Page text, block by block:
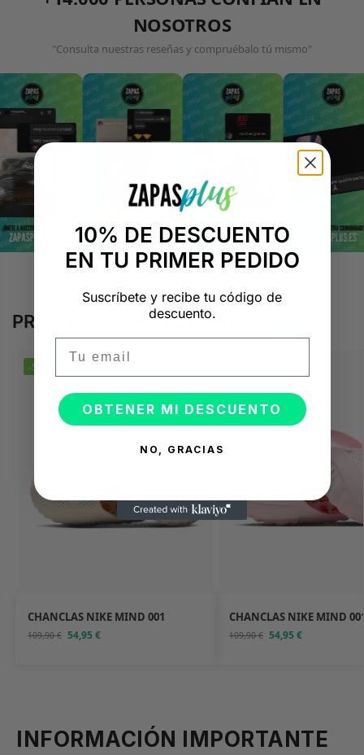
NOSOTROS
"Consulta nuestras reseñas y compruébalo tú mismo"
PRODUCTOS RELACIONADOS
-50%
CHANCLAS NIKE MIND 001
109,90€ 54,95€
CHANCLAS NIKE MIND
109,90€ 54,95€
INFORMACIÓN IMPORTANTE
10% DE DESCUENTO
EN TU PRIMER PEDIDO
Suscríbete y recibe tu código de
descuento.
OBTENER MI DESCUENTO
NO, GRACIAS